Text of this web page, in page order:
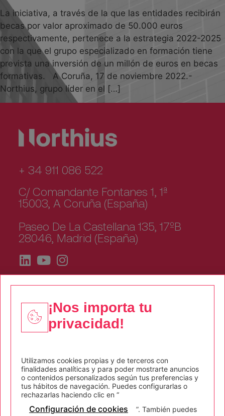
La iniciativa, a través de la que las entidades recibirán
becas por valor aproximado de 50.000 euros
respectivamente, pertenece a la estrategia 2022-2025
con la que el grupo especializado en formación tiene
prevista una inversión de un millón de euros en becas
formativas. A Coruña, 17 de noviembre 2022.-
Northius, grupo líder en el […]
+ 34 911 086 522
C/ Comandante Fontanes 1, 1ª
15003, A Coruña (España)
Paseo De La Castellana 135, 17ºB
28046, Madrid (España)
Quiénes somos
Corporate
Sostenibilidad
Empleo
¡Nos importa tu
privacidad!
Utilizamos cookies propias y de terceros con
finalidades analíticas y para poder mostrarte anuncios
o contenidos personalizados según tus preferencias y
tus hábitos de navegación. Puedes configurarlas o
rechazarlas haciendo clic en “
Configuración de cookies ”. También puedes